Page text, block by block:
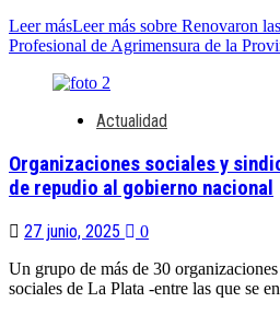
Leer másLeer más sobre Renovaron
Profesional de Agrimensura de la
Actualidad
Organizaciones sociales y
de repudio al gobierno nacional
27 junio, 2025
0
Un grupo de más de 30
sociales de La Plata -entre las que se